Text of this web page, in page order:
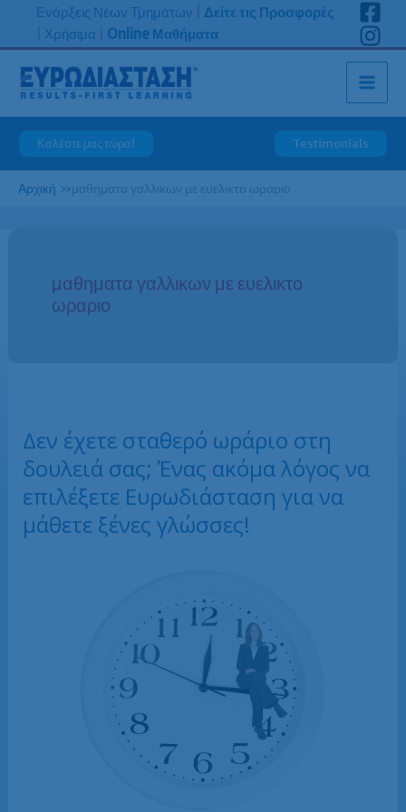
Μετάβαση
περιεχόμενο
Ενάρξεις Νέων Τμημάτων
Δείτε τις Προσφορές
Χρήσιμα Online Μαθήματα
Καλέστε μας τώρα! Testimonials
Αρχική »μαθηματα γαλλικων με ευελικτο ωραριο
μαθηματα γαλλικων με ευελικτο
ωραριο
Δεν έχετε σταθερό ωράριο στη
δουλειά σας; Ένας ακόμα λόγος να
επιλέξετε Ευρωδιάσταση για να
μάθετε ξένες γλώσσες!